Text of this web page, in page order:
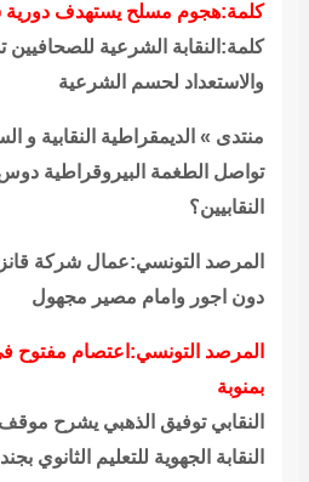
كلمة:هجوم مسلح يستهدف
كلمة:النقابة الشرعية للصحافيين
والاستعداد لحسم الشرعية
منتدى » الديمقراطية النقابية و
تواصل الطغمة البيروقراطية دوس
النقابيين؟
المرصد التونسي:عمال شركة
دون اجور وامام مصير مجهول
المرصد التونسي:اعتصام مفتوح
بمنوبة
النقابي توفيق الذهبي يشرح
النقابة الجهوية للتعليم الثانوي